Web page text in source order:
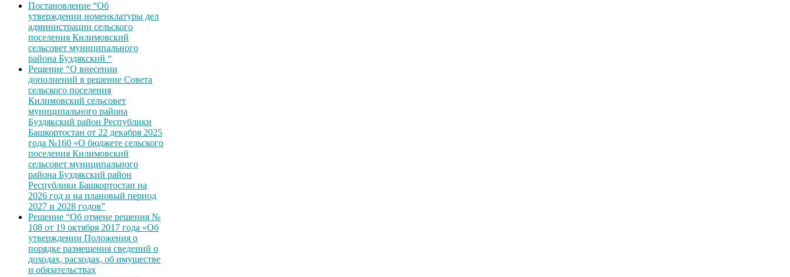
Постановление “Об
утверждении номенклатуры дел
администрации сельского
поселения Килимовский
сельсовет муниципального
района Буздякский “
Решение “О внесении
дополнений в решение Совета
сельского поселения
Килимовский сельсовет
муниципального района
Буздякский район Республики
Башкортостан от 22 декабря 2025
года №160 «О бюджете сельского
поселения Килимовский
сельсовет муниципального
района Буздякский район
Республики Башкортостан на
2026 год и на плановый период
2027 и 2028 годов”
Решение “Об отмене решения №
108 от 19 октября 2017 года «Об
утверждении Положения о
порядке размещения сведений о
доходах, расходах, об имуществе
и обязательствах